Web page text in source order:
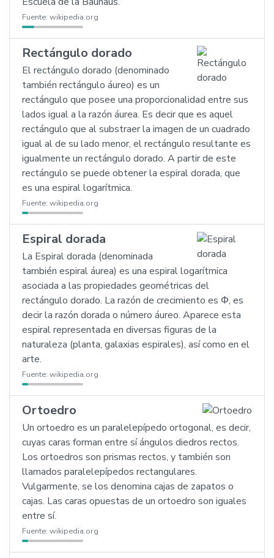
Fuente: wikipedia.org
Rectángulo dorado
El rectángulo dorado (denominado
también rectángulo áureo) es un
rectángulo que posee una proporcionalidad entre sus
lados igual a la razón áurea. Es decir que es aquel
rectángulo que al substraer la imagen de un cuadrado
igual al de su lado menor, el rectángulo resultante es
igualmente un rectángulo dorado. A partir de este
rectángulo se puede obtener la espiral dorada, que
es una espiral logarítmica.
Fuente: wikipedia.org
Espiral dorada
La Espiral dorada (denominada
también espiral áurea) es una espiral logarítmica
asociada a las propiedades geométricas del
rectángulo dorado. La razón de crecimiento es Φ, es
decir la razón dorada o número áureo. Aparece esta
espiral representada en diversas figuras de la
naturaleza (planta, galaxias espirales), así como en el
arte.
Fuente: wikipedia.org
Ortoedro
Un ortoedro es un paralelepípedo ortogonal, es decir,
cuyas caras forman entre sí ángulos diedros rectos.
Los ortoedros son prismas rectos, y también son
llamados paralelepípedos rectangulares.
Vulgarmente, se los denomina cajas de zapatos o
cajas. Las caras opuestas de un ortoedro son iguales
entre sí.
Fuente: wikipedia.org